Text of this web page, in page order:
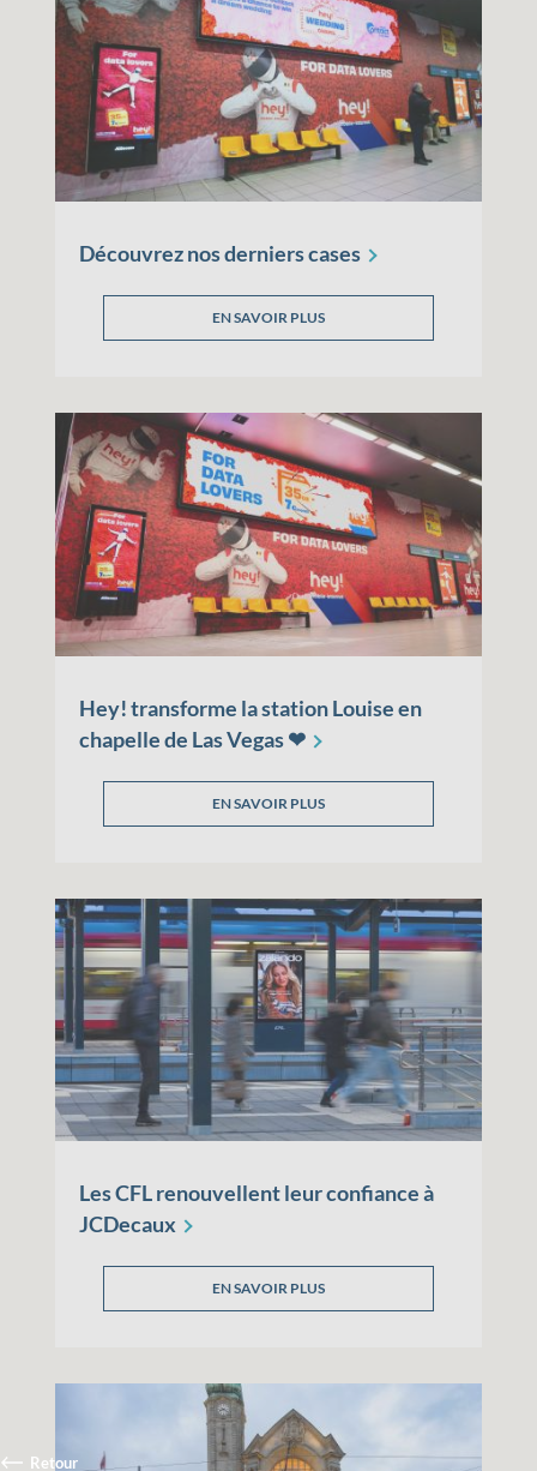
Découvrez nos dernierscases
EN SAVOIR PLUS
Hey! transforme la station Louise en
chapelle de Las Vegas❤
EN SAVOIR PLUS
Les CFL renouvellent leur confiance à
JCDecaux
EN SAVOIR PLUS
Retour